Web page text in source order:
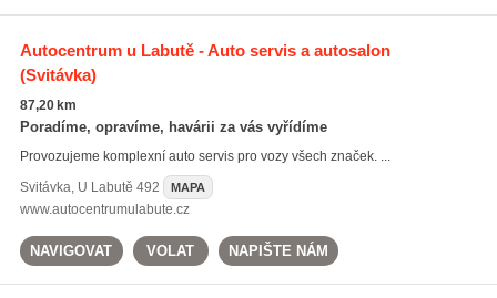
Autocentrum u Labutě - Auto servis a autosalon
(Svitávka)
87,20 km
Poradíme, opravíme, havárii za vás vyřídíme
Provozujeme komplexní auto servis pro vozy všech značek. ...
Svitávka, U Labutě 492 MAPA
www.autocentrumulabute.cz
NAVIGOVAT VOLAT NAPIŠTE NÁM